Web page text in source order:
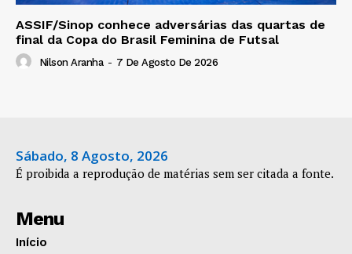
ASSIF/Sinop conhece adversárias das quartas de
final da Copa do Brasil Feminina de Futsal
Nilson Aranha - 7 De Agosto De 2026
Sábado, 8 Agosto, 2026
É proibida a reprodução de matérias sem ser citada a fonte.
Menu
Início